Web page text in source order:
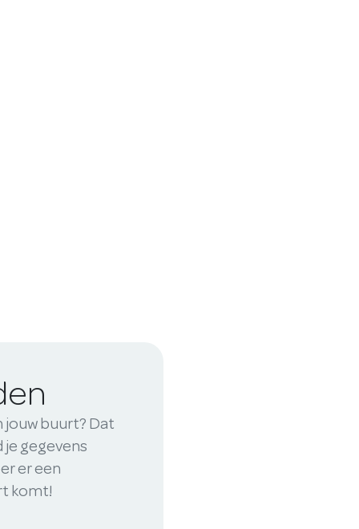
jouw buurt? Dat
je gegevens
er een
komt!